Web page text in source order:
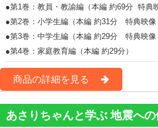
●第1巻：教員・教諭編（本編 約69分 特典
●第2巻：小学生編（本編 約31分 特典映
●第3巻：中学生編（本編 約29分 特典映
●第4巻：家庭教育編（本編 約29分）
商品の詳細を見る
あさりちゃんと学ぶ 地震への